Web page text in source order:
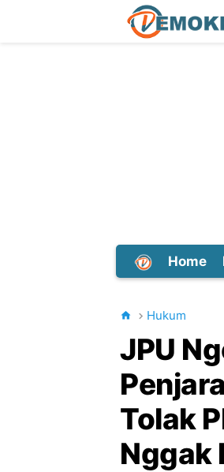
Home
Hukum
JPU
Tolak
Nggak